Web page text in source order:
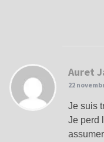
Auret
22
Je suis
Je perd